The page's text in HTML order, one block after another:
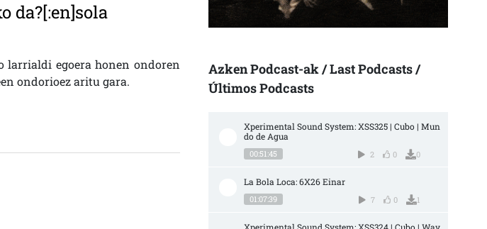
da?[:en]sola
LARRIALDI EGOERAREN ONDOREN ZER ETORRIKO DA?[:EN]SOLA SARRERAN
larrialdi egoera honen ondoren
ondorioez aritu gara.
Azken Podcast-ak / Last Podcasts /
Últimos Podcasts
Xperimental Sound System: XSS325 | Cubo | Mun
do de Agua
00:51:45 2 0 0
La Bola Loca: 6X26 Einar
01:07:39 7 0 1